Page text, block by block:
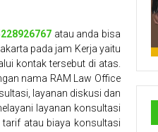
atau anda bisa
pada jam Kerja yaitu
kontak tersebut di atas.
nama RAM Law Office
layanan diskusi dan
layanan konsultasi
atau biaya konsultasi